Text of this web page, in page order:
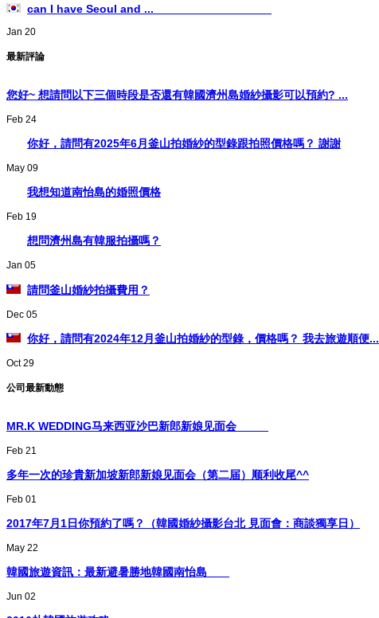
can I have Seoul and ...
Jan 20
最新評論
您好~ 想請問以下三個時段是否還有韓國濟州島婚紗攝影可以預約? ...
Feb 24
你好，請問有2025年6月釜山拍婚紗的型錄跟拍照價格嗎？ 謝謝
May 09
我想知道南怡島的婚照價格
Feb 19
想問濟州島有韓服拍攝嗎？
Jan 05
請問釜山婚紗拍攝費用？
Dec 05
你好，請問有2024年12月釜山拍婚紗的型錄，價格嗎？ 我去旅遊順便...
Oct 29
公司最新動態
MR.K WEDDING马来西亚沙巴新郎新娘见面会
Feb 21
多年一次的珍貴新加坡新郎新娘见面会（第二届）顺利收尾^^
Feb 01
2017年7月1日你預約了嗎？（韓國婚紗攝影台北 見面會：商談獨享日）
May 22
韓國旅遊資訊：最新避暑勝地韓國南怡島
Jun 02